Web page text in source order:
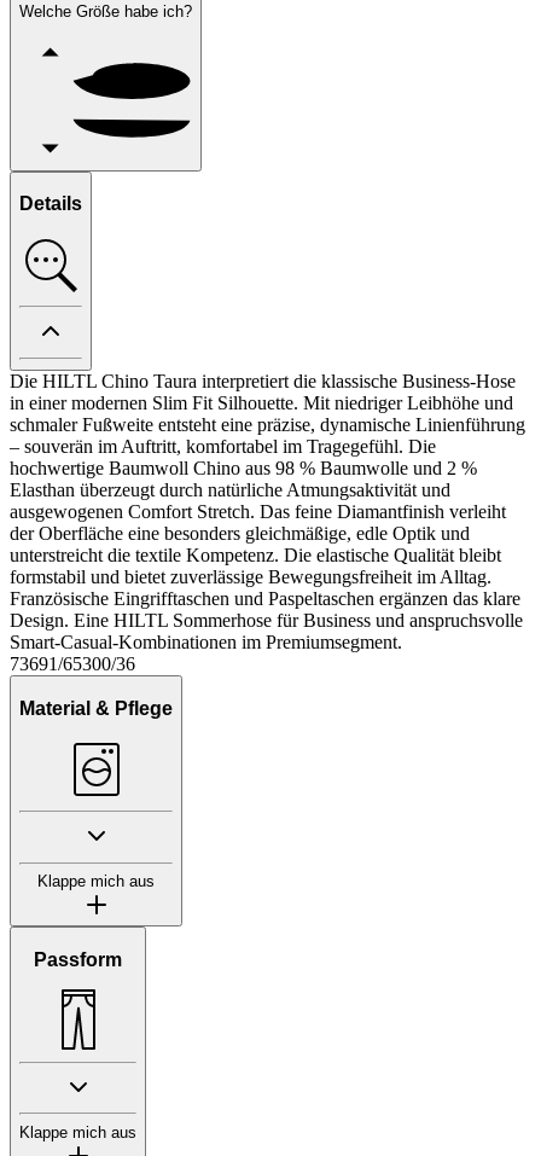
Welche Größe habe ich?
Details
Die HILTL Chino Taura interpretiert die klassische Business-Hose
in einer modernen Slim Fit Silhouette. Mit niedriger Leibhöhe und
schmaler Fußweite entsteht eine präzise, dynamische Linienführung
– souverän im Auftritt, komfortabel im Tragegefühl. Die
hochwertige Baumwoll Chino aus 98 % Baumwolle und 2 %
Elasthan überzeugt durch natürliche Atmungsaktivität und
ausgewogenen Comfort Stretch. Das feine Diamantfinish verleiht
der Oberfläche eine besonders gleichmäßige, edle Optik und
unterstreicht die textile Kompetenz. Die elastische Qualität bleibt
formstabil und bietet zuverlässige Bewegungsfreiheit im Alltag.
Französische Eingrifftaschen und Paspeltaschen ergänzen das klare
Design. Eine HILTL Sommerhose für Business und anspruchsvolle
Smart-Casual-Kombinationen im Premiumsegment.
73691/65300/36
Material & Pflege
Klappe mich aus
Passform
Klappe mich aus